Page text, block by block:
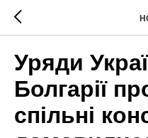
Уряди
Болгарії
спільні